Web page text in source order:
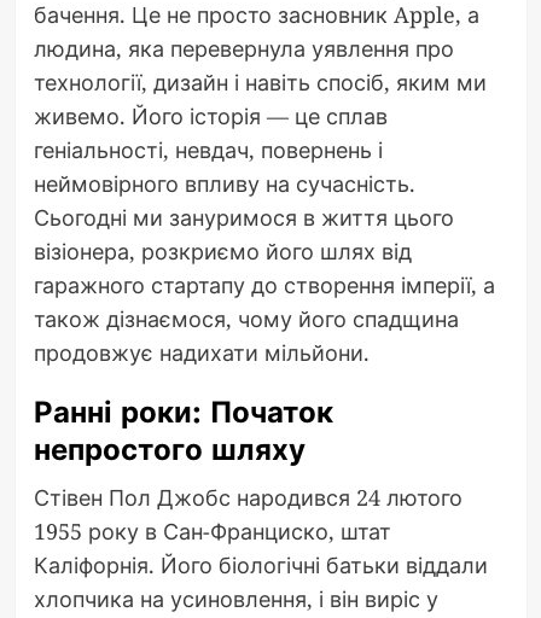
бачення. Це не просто засновник Apple, а
людина, яка перевернула уявлення про
технології, дизайн і навіть спосіб, яким ми
живемо. Його історія — це сплав
геніальності, невдач, повернень і
неймовірного впливу на сучасність.
Сьогодні ми зануримося в життя цього
візіонера, розкриємо його шлях від
гаражного стартапу до створення імперії, а
також дізнаємося, чому його спадщина
продовжує надихати мільйони.
Ранні роки: Початок
непростого шляху
Стівен Пол Джобс народився 24 лютого
1955 року в Сан-Франциско, штат
Каліфорнія. Його біологічні батьки віддали
хлопчика на усиновлення, і він виріс у